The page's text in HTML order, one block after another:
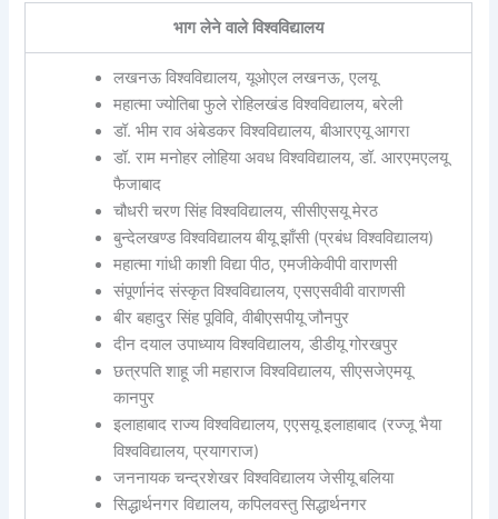
भाग लेने वाले विश्वविद्यालय
लखनऊ विश्वविद्यालय, यूओएल लखनऊ, एलयू
महात्मा ज्योतिबा फुले रोहिलखंड विश्वविद्यालय, बरेली
डॉ. भीम राव अंबेडकर विश्वविद्यालय, बीआरएयू आगरा
डॉ. राम मनोहर लोहिया अवध विश्वविद्यालय, डॉ. आरएमएलयू
फैजाबाद
चौधरी चरण सिंह विश्वविद्यालय, सीसीएसयू मेरठ
बुन्देलखण्ड विश्वविद्यालय बीयू झाँसी (प्रबंध विश्वविद्यालय)
महात्मा गांधी काशी विद्या पीठ, एमजीकेवीपी वाराणसी
संपूर्णानंद संस्कृत विश्वविद्यालय, एसएसवीवी वाराणसी
बीर बहादुर सिंह पूविवि, वीबीएसपीयू जौनपुर
दीन दयाल उपाध्याय विश्वविद्यालय, डीडीयू गोरखपुर
छत्रपति शाहू जी महाराज विश्वविद्यालय, सीएसजेएमयू
कानपुर
इलाहाबाद राज्य विश्वविद्यालय, एएसयू इलाहाबाद (रज्जू भैया
विश्वविद्यालय, प्रयागराज)
जननायक चन्द्रशेखर विश्वविद्यालय जेसीयू बलिया
सिद्धार्थनगर विद्यालय, कपिलवस्तु सिद्धार्थनगर